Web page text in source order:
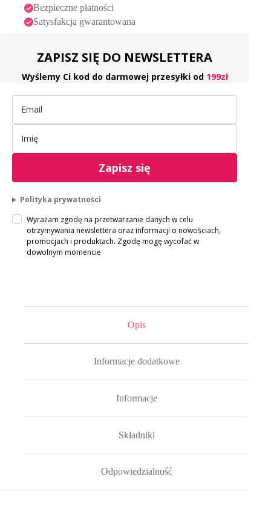
Bezpieczne płatności
Satysfakcja gwarantowana
ZAPISZ SIĘ DO NEWSLETTERA
Wyślemy Ci kod do darmowej przesyłki od 199zł
Zapisz się
Polityka prywatności
Wyrażam zgodę na przetwarzanie danych w celu
otrzymywania newslettera oraz informacji o nowościach,
promocjach i produktach. Zgodę mogę wycofać w
dowolnym momencie
Opis
Informacje dodatkowe
Informacje
Składniki
Odpowiedzialność